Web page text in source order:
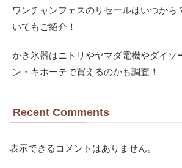
ワンチャンフェスのリセールはいつから
いてもご紹介！
かき氷器はニトリやヤマダ電機やダイソ
ン・キホーテで買えるのかも調査！
Recent Comments
表示できるコメントはありません。